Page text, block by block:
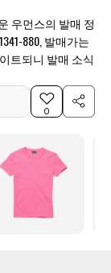
우먼스의 발매 정
880, 발매가는
트되니 발매 소식
0